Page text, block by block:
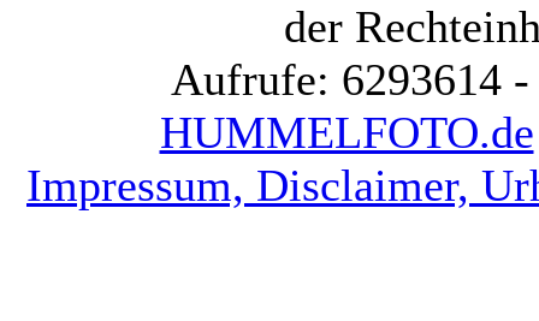
der
Aufrufe: 6293614
HUMMELFOTO.de
Impressum, Disclaimer,